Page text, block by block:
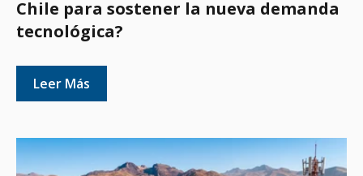
Chile para sostener la nueva demanda
tecnológica?
Leer Más